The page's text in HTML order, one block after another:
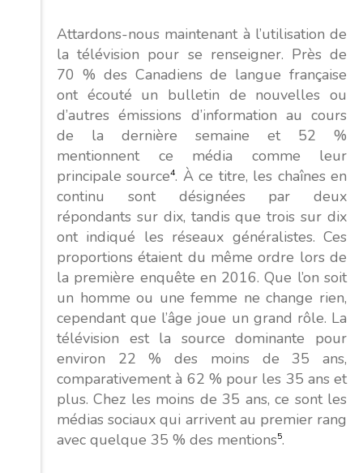
Attardons-nous maintenant à l’utilisation de
la télévision pour se renseigner. Près de
70 % des Canadiens de langue française
ont écouté un bulletin de nouvelles ou
d’autres émissions d’information au cours
de la dernière semaine et 52 %
mentionnent ce média comme leur
principale source4. À ce titre, les chaînes en
continu sont désignées par deux
répondants sur dix, tandis que trois sur dix
ont indiqué les réseaux généralistes. Ces
proportions étaient du même ordre lors de
la première enquête en 2016. Que l’on soit
un homme ou une femme ne change rien,
cependant que l’âge joue un grand rôle. La
télévision est la source dominante pour
environ 22 % des moins de 35 ans,
comparativement à 62 % pour les 35 ans et
plus. Chez les moins de 35 ans, ce sont les
médias sociaux qui arrivent au premier rang
avec quelque 35 % des mentions5.